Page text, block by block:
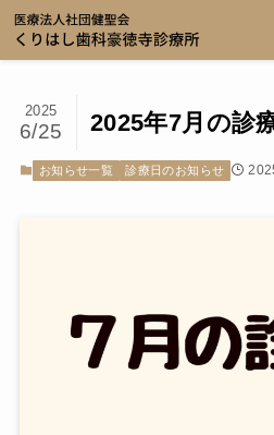
2025年7月の診
2025
6/25
お知らせ一覧 診療日のお知らせ